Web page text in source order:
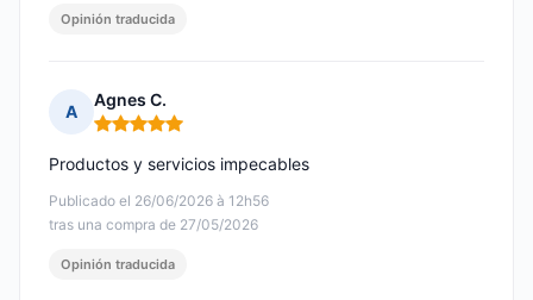
Opinión traducida
A
Agnes C.
Nota: 5 de 5
Publicado el 26/06/2026 à 12h56
tras una compra de 27/05/2026
Productos y servicios impecables
Opinión traducida